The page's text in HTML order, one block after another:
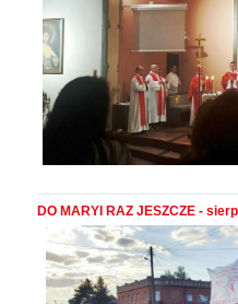
DO MARYI RAZ JESZCZE -